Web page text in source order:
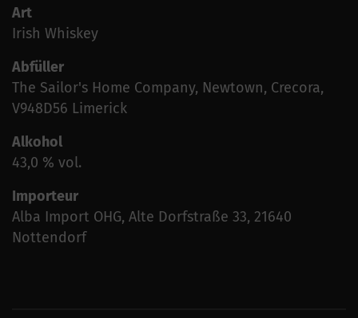
Art
Irish Whiskey
Abfüller
The Sailor's Home Company, Newtown, Crecora,
V948D56 Limerick
Alkohol
43,0 % vol.
Importeur
Alba Import OHG, Alte Dorfstraße 33, 21640
Nottendorf